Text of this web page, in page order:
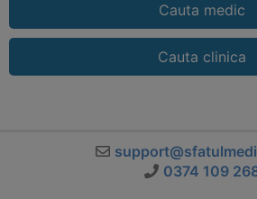
Cauta medic
Cauta clinica
0374 109